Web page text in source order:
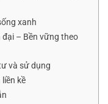
xanh
đại – Bền vững theo
và sử dụng
kề